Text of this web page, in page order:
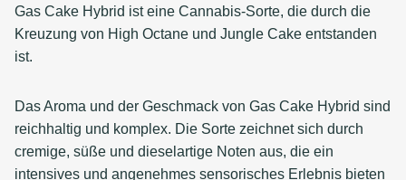
Gas Cake Hybrid ist eine Cannabis-Sorte, die durch die
Kreuzung von High Octane und Jungle Cake entstanden
ist.
Das Aroma und der Geschmack von Gas Cake Hybrid sind
reichhaltig und komplex. Die Sorte zeichnet sich durch
cremige, süße und dieselartige Noten aus, die ein
intensives und angenehmes sensorisches Erlebnis bieten